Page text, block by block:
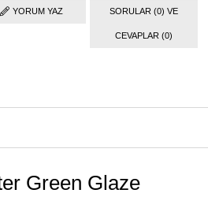
YORUM YAZ SORULAR (0) VE
CEVAPLAR (0)
Green Glaze